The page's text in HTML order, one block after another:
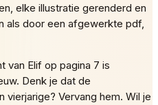
elke illustratie gerenderd en
als door een afgewerkte pdf,
van Elif op pagina 7 is
Denk je dat de
Vervang hem. Wil je